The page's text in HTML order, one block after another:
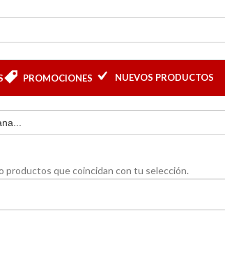
PROMOCIONES NUEVOS PRODUCTOS
productos que coincidan con tu selección.